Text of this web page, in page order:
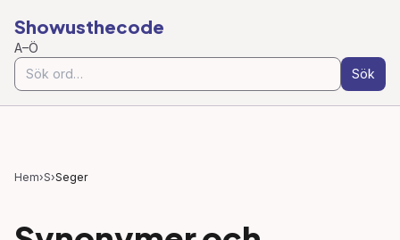
Showusthecode
A–Ö
Sök
Hem›S›Seger